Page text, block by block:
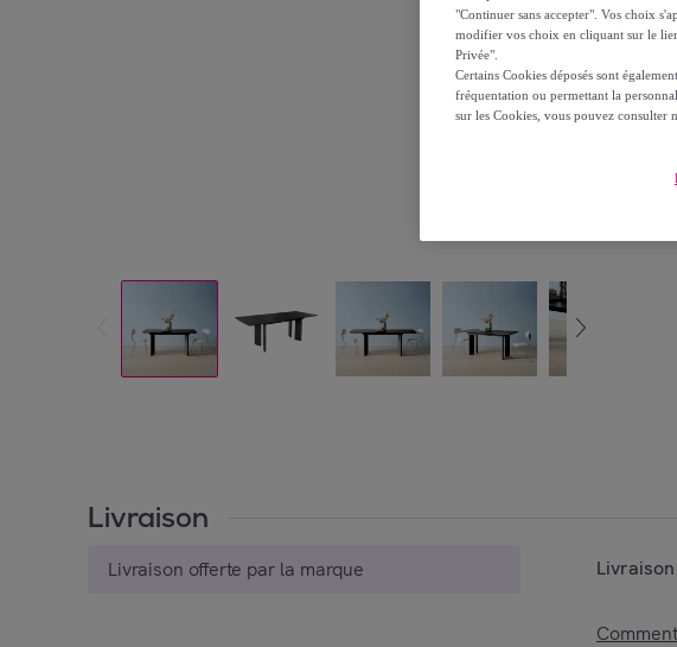
Livraison
Livraison offerte par la marque
"Continuer sans accepter". Vos choix
modifier vos choix en cliquant sur le
Privée".
Certains Cookies déposés sont
fréquentation ou permettant la
sur les Cookies, vous pouvez consulter